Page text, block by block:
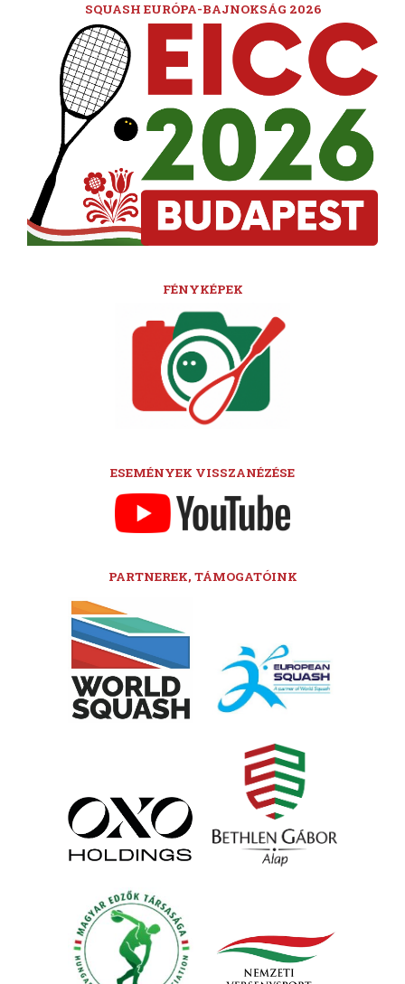
SQUASH EURÓPA-BAJNOKSÁG 2026
FÉNYKÉPEK
ESEMÉNYEK VISSZANÉZÉSE
PARTNEREK, TÁMOGATÓINK